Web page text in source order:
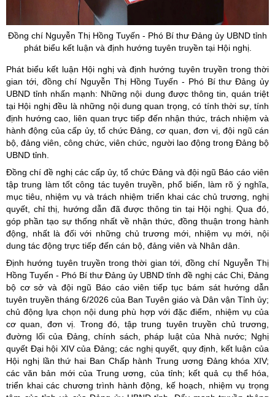
Đồng chí Nguyễn Thị Hồng Tuyến - Phó Bí thư Đảng ủy UBND tỉnh
phát biểu kết luận và định hướng tuyên truyền tại Hội nghị.
Phát biểu kết luận Hội nghị và định hướng tuyên truyền trong thời
gian tới, đồng chí Nguyễn Thị Hồng Tuyến - Phó Bí thư Đảng ủy
UBND tỉnh nhấn mạnh: Những nội dung được thông tin, quán triệt
tại Hội nghị đều là những nội dung quan trọng, có tính thời sự, tính
định hướng cao, liên quan trực tiếp đến nhận thức, trách nhiệm và
hành động của cấp ủy, tổ chức Đảng, cơ quan, đơn vị, đội ngũ cán
bộ, đảng viên, công chức, viên chức, người lao động trong Đảng bộ
UBND tỉnh.
Đồng chí đề nghị các cấp ủy, tổ chức Đảng và đội ngũ Báo cáo viên
tập trung làm tốt công tác tuyên truyền, phổ biến, làm rõ ý nghĩa,
mục tiêu, nhiệm vụ và trách nhiệm triển khai các chủ trương, nghị
quyết, chỉ thị, hướng dẫn đã được thông tin tại Hội nghị. Qua đó,
góp phần tạo sự thống nhất về nhận thức, đồng thuận trong hành
động, nhất là đối với những chủ trương mới, nhiệm vụ mới, nội
dung tác động trực tiếp đến cán bộ, đảng viên và Nhân dân.
Định hướng tuyên truyền trong thời gian tới, đồng chí Nguyễn Thị
Hồng Tuyến - Phó Bí thư Đảng ủy UBND tỉnh đề nghị các Chi, Đảng
bộ cơ sở và đội ngũ Báo cáo viên tiếp tục bám sát hướng dẫn
tuyên truyền tháng 6/2026 của Ban Tuyên giáo và Dân vận Tỉnh ủy;
chủ động lựa chọn nội dung phù hợp với đặc điểm, nhiệm vụ của
cơ quan, đơn vị. Trong đó, tập trung tuyên truyền chủ trương,
đường lối của Đảng, chính sách, pháp luật của Nhà nước; Nghị
quyết Đại hội XIV của Đảng; các nghị quyết, quy định, kết luận của
Hội nghị lần thứ hai Ban Chấp hành Trung ương Đảng khóa XIV;
các văn bản mới của Trung ương, của tỉnh; kết quả cụ thể hóa,
triển khai các chương trình hành động, kế hoạch, nhiệm vụ trọng